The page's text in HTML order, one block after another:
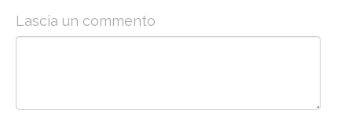
Lascia un commento